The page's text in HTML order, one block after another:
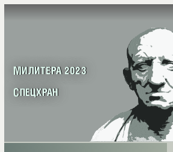
МИЛИТЕРА 2023
СПЕЦХРАН